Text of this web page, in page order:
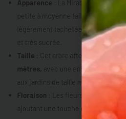
: La Mirabelle de
petite à moyenne taille, avec une
légèrement tachetée de rouge. La
: Cet arbre atteint
avec une envergure
: Les fleurs blanches
ajoutant une touche de beauté au